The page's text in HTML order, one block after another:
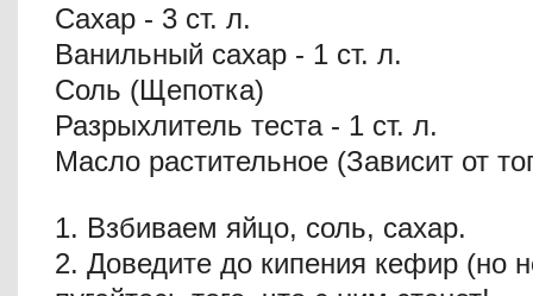
Сахар - 3 ст. л.
Ванильный сахар - 1 ст. л.
Соль (Щепотка)
Разрыхлитель теста - 1 ст. л.
Масло растительное (Зависит от
1. Взбиваем яйцо, соль, сахар.
2. Доведите до кипения кефир (но